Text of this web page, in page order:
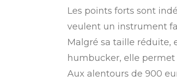
Les points forts sont
veulent un instrument
Malgré sa taille réduite,
humbucker, elle permet
Aux alentours de 900